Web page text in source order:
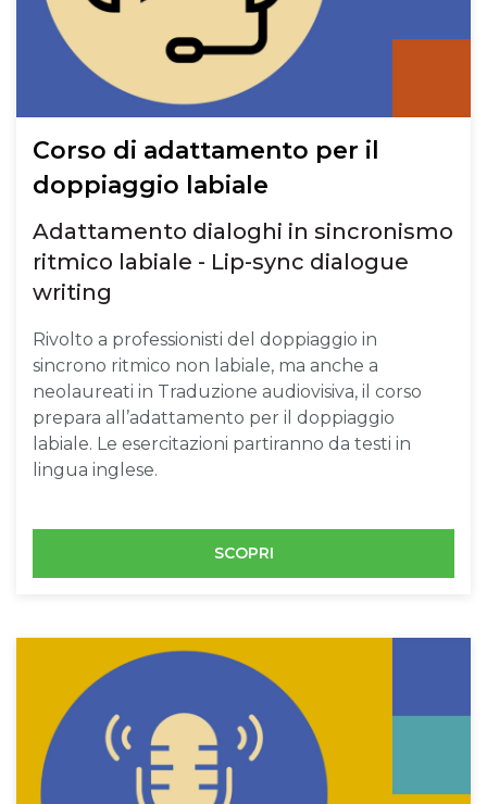
Corso di adattamento per il
doppiaggio labiale
Adattamento dialoghi in sincronismo
ritmico labiale - Lip-sync dialogue
writing
Rivolto a professionisti del doppiaggio in
sincrono ritmico non labiale, ma anche a
neolaureati in Traduzione audiovisiva, il corso
prepara all’adattamento per il doppiaggio
labiale. Le esercitazioni partiranno da testi in
lingua inglese.
SCOPRI